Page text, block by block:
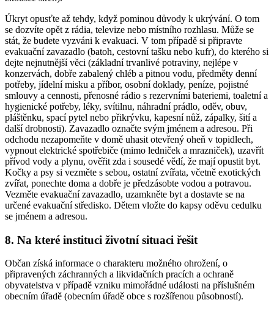
Úkryt opusťte až tehdy, když pominou důvody k ukrývání. O tom
se dozvíte opět z rádia, televize nebo místního rozhlasu. Může se
stát, že budete vyzváni k evakuaci. V tom případě si připravte
evakuační zavazadlo (batoh, cestovní tašku nebo kufr), do kterého si
dejte nejnutnější věci (základní trvanlivé potraviny, nejlépe v
konzervách, dobře zabalený chléb a pitnou vodu, předměty denní
potřeby, jídelní misku a příbor, osobní doklady, peníze, pojistné
smlouvy a cennosti, přenosné rádio s rezervními bateriemi, toaletní a
hygienické potřeby, léky, svítilnu, náhradní prádlo, oděv, obuv,
pláštěnku, spací pytel nebo přikrývku, kapesní nůž, zápalky, šití a
další drobnosti). Zavazadlo označte svým jménem a adresou. Při
odchodu nezapomeňte v domě uhasit otevřený oheň v topidlech,
vypnout elektrické spotřebiče (mimo ledniček a mrazniček), uzavřít
přívod vody a plynu, ověřit zda i sousedé vědí, že mají opustit byt.
Kočky a psy si vezměte s sebou, ostatní zvířata, včetně exotických
zvířat, ponechte doma a dobře je předzásobte vodou a potravou.
Vezměte evakuační zavazadlo, uzamkněte byt a dostavte se na
určené evakuační středisko. Dětem vložte do kapsy oděvu cedulku
se jménem a adresou.
8. Na které instituci životní situaci řešit
Občan získá informace o charakteru možného ohrožení, o
připravených záchranných a likvidačních pracích a ochraně
obyvatelstva v případě vzniku mimořádné události na příslušném
obecním úřadě (obecním úřadě obce s rozšířenou působností).